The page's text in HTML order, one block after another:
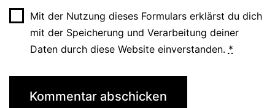
Mit der Nutzung dieses Formulars erklärst du dich
mit der Speicherung und Verarbeitung deiner
Daten durch diese Website einverstanden. *